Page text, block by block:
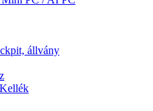
állvány